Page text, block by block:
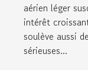
aérien léger
intérêt
soulève aussi de
sérieuses...